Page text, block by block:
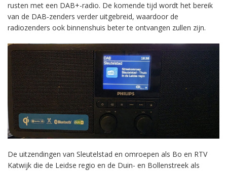
rusten met een DAB+-radio. De komende tijd wordt het bereik
van de DAB-zenders verder uitgebreid, waardoor de
radiozenders ook binnenshuis beter te ontvangen zullen zijn.
De uitzendingen van Sleutelstad en omroepen als Bo en RTV
Katwijk die de Leidse regio en de Duin- en Bollenstreek als